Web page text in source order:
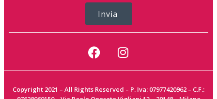
Invia
Copyright 2021 – All Rights Reserved – P. Iva: 07977420962 – C.F.: